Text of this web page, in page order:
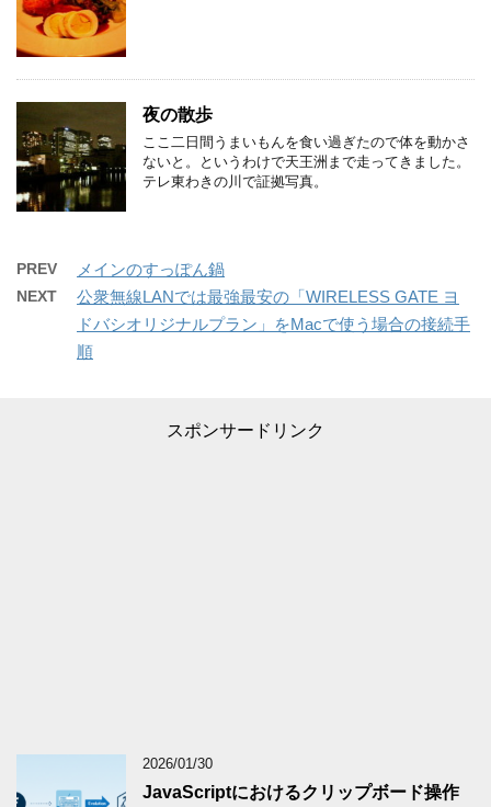
夜の散歩
ここ二日間うまいもんを食い過ぎたので体を動かさ
ないと。というわけで天王洲まで走ってきました。
テレ東わきの川で証拠写真。
PREV メインのすっぽん鍋
NEXT
公衆無線LANでは最強最安の「WIRELESS GATE ヨ
ドバシオリジナルプラン」をMacで使う場合の接続手
順
スポンサードリンク
2026/01/30
JavaScriptにおけるクリップボード操作